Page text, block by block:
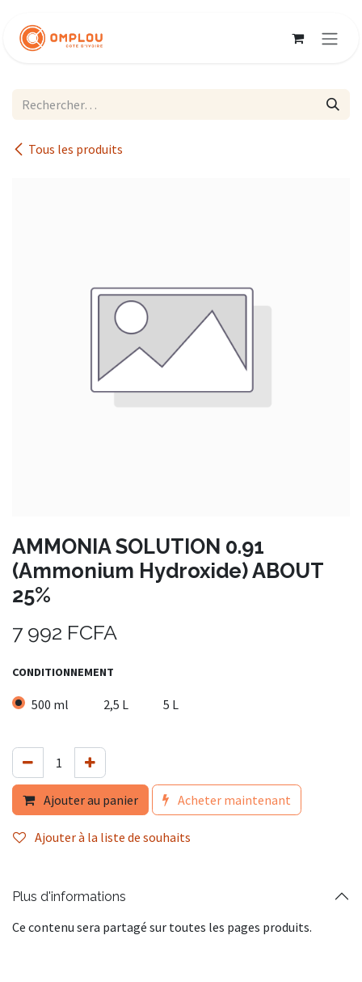
Tous les produits
AMMONIA SOLUTION 0.91
(Ammonium Hydroxide) ABOUT
25%
7 992 FCFA
CONDITIONNEMENT
500 ml 2,5 L 5 L
Ajouter au panier Acheter maintenant
Ajouter à la liste de souhaits
Plus d'informations
Ce contenu sera partagé sur toutes les pages produits.